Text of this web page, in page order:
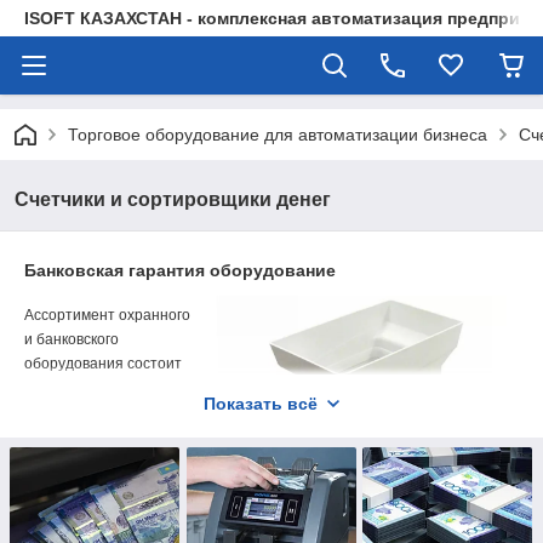
ISOFT КАЗАХСТАН - комплексная автоматизация
Торговое оборудование для автоматизации бизнеса
Счетчики и сортировщики денег
Банковская гарантия оборудование
Ассортимент охранного
и банковского
оборудования состоит
банковского
оборудования и
материалов. Если вы
Показать всё